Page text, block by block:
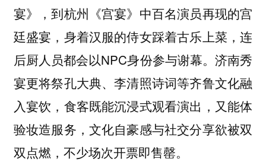
宴》，到杭州《宫宴》中百名演员再现的宫
廷盛宴，身着汉服的侍女踩着古乐上菜，连
后厨人员都会以NPC身份参与谢幕。济南秀
宴更将祭孔大典、李清照诗词等齐鲁文化融
入宴饮，食客既能沉浸式观看演出，又能体
验妆造服务，文化自豪感与社交分享欲被双
双点燃，不少场次开票即售罄。